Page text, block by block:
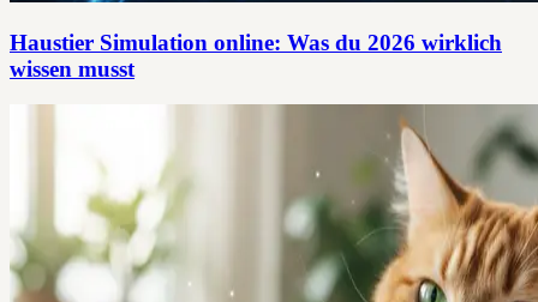
Haustier Simulation online: Was du 2026 wirklich
wissen musst